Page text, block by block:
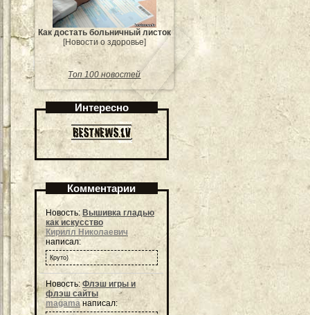
Как достать больничный листок
[Новости о здоровье]
Топ 100 новостей
Интересно
Комментарии
Новость: Вышивка гладью
как искусство
Кирилл Николаевич
написал:
Круто)
Новость:Флэш игры и
флэш сайты
magamaнаписал: